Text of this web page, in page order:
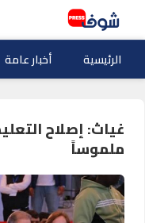
الرئيسية أخبار عامة
غياث: إصلاح
ملموساً